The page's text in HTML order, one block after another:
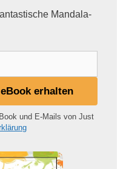
Mandala-
erhalten
und E-Mails von Just